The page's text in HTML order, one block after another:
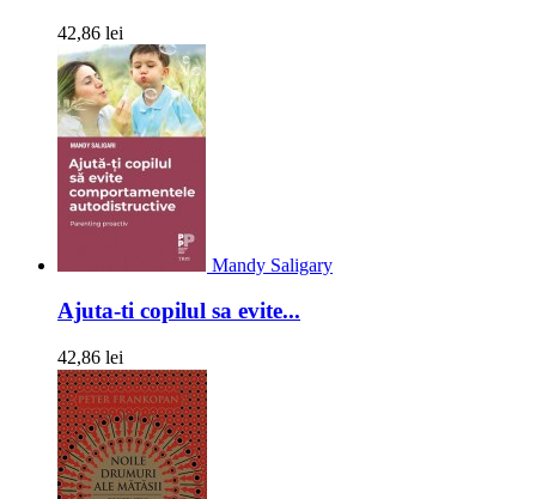
42,86 lei
Mandy Saligary
Ajuta-ti copilul sa evite...
42,86 lei